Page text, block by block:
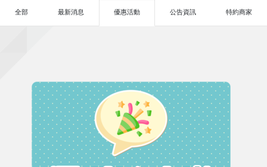
全部 最新消息 優惠活動 公告資訊 特約商家